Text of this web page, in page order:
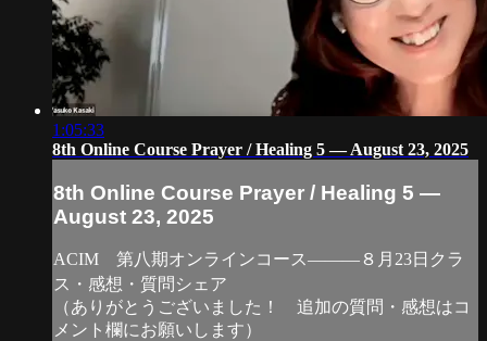
1:05:33
8th Online Course Prayer / Healing 5 — August 23, 2025
8th Online Course Prayer / Healing 5 —
August 23, 2025
ACIM 第八期オンラインコース―――８月23日クラ
ス・感想・質問シェア
（ありがとうございました！ 追加の質問・感想はコ
メント欄にお願いします）